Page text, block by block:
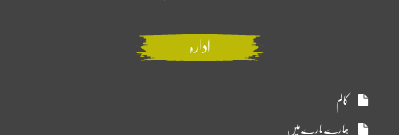
ادارہ
کالم
ہمارے بارے میں